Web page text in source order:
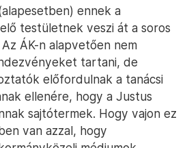
ennek a
testületnek veszi át a soros
ÁK-n alapvetően nem
tartani, de
előfordulnak a tanácsi
ellenére, hogy a Justus
sajtótermek. Hogy vajon ez
van azzal, hogy